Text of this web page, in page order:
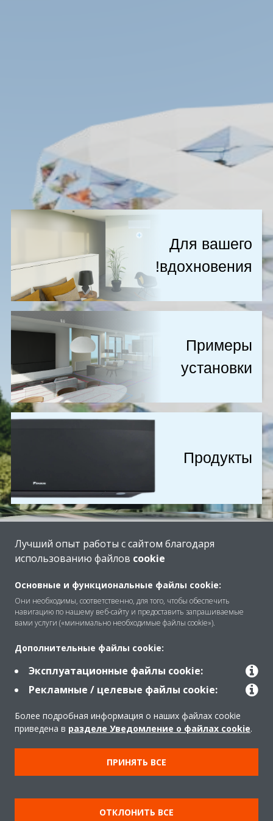
для вашего
вдохновения!
примеры
установки
Продукты
Лучший опыт работы с сайтом благодаря
использованию файлов cookie
Основные и функциональные файлы cookie:
Они необходимы, соответственно, для того, чтобы обеспечить
навигацию по нашему веб-сайту и предоставить запрашиваемые
вами услуги («минимально необходимые файлы cookie»).
Дополнительные файлы cookie:
Эксплуатационные файлы cookie:
Рекламные / целевые файлы cookie:
Более подробная информация о наших файлах cookie
приведена в разделе Уведомление о файлах cookie.
ПРИНЯТЬ ВСЕ
ОТКЛОНИТЬ ВСЕ